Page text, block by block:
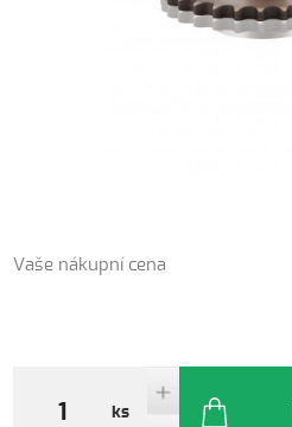
Vaše nákupní cena
ks